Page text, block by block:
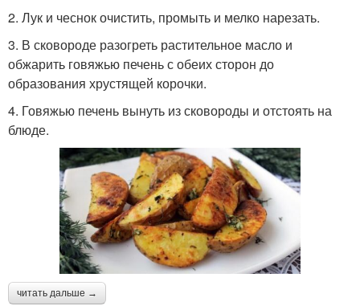
2. Лук и чеснок очистить, промыть и мелко нарезать.
3. В сковороде разогреть растительное масло и
обжарить говяжью печень с обеих сторон до
образования хрустящей корочки.
4. Говяжью печень вынуть из сковороды и отстоять на
блюде.
читать дальше →